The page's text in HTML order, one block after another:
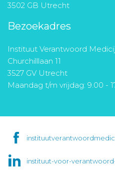
3502 GB Utrecht
Bezoekadres
Instituut Verantwoord
Churchilllaan 11
3527 GV Utrecht
Maandag t/m vrijdag: 9.00 -
instituut-voor-